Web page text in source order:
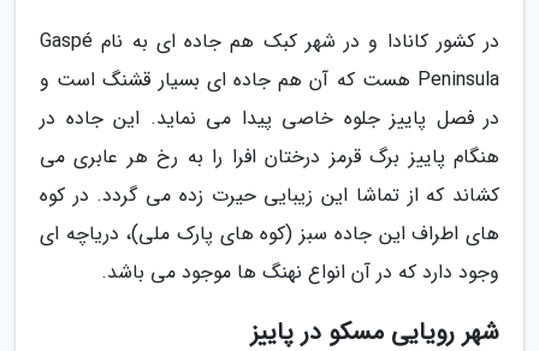
در کشور کانادا و در شهر کبک هم جاده ای به نام Gaspé
Peninsula هست که آن هم جاده ای بسیار قشنگ است و
در فصل پاییز جلوه خاصی پیدا می نماید. این جاده در
هنگام پاییز برگ قرمز درختان افرا را به رخ هر عابری می
کشاند که از تماشا این زیبایی حیرت زده می گردد. در کوه
های اطراف این جاده سبز (کوه های پارک ملی)، دریاچه ای
وجود دارد که در آن انواع نهنگ ها موجود می باشد.
شهر رویایی مسکو در پاییز